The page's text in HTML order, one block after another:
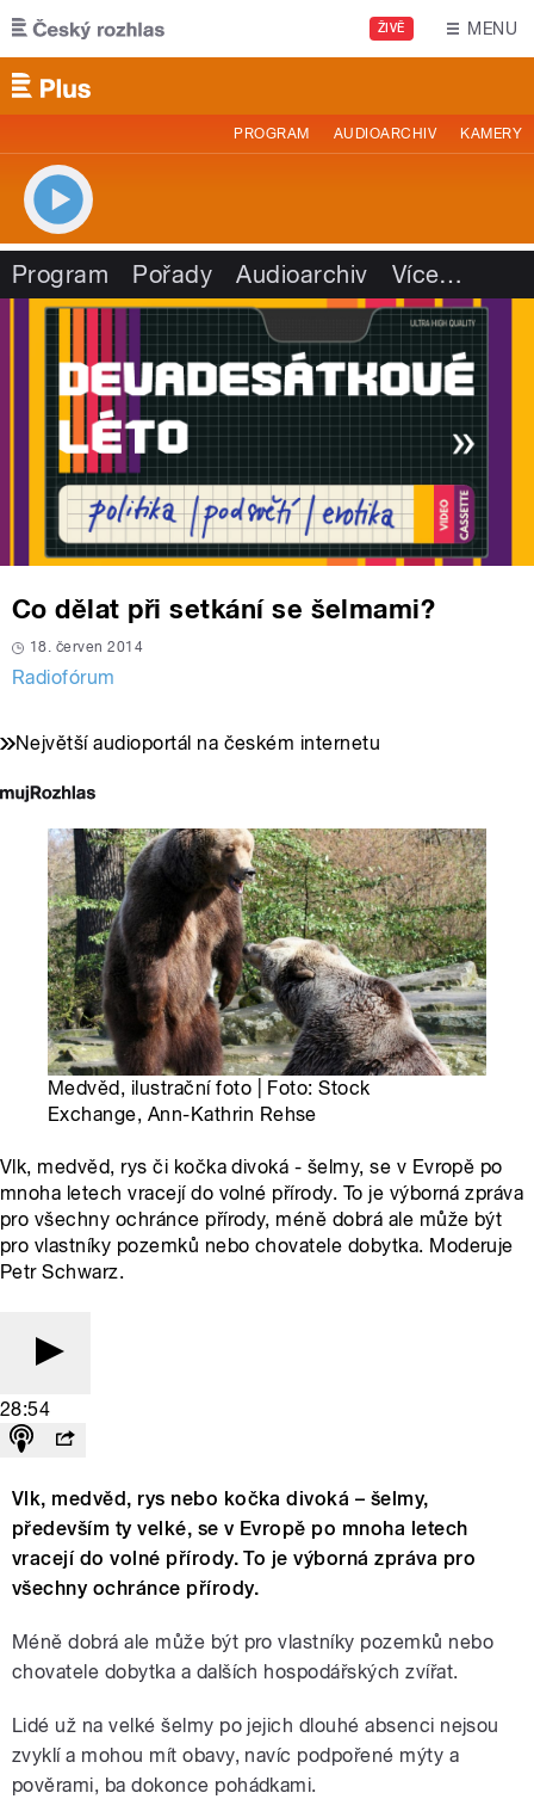
Přejít k hlavnímu obsahu
ŽIVĚ MENU
PROGRAM AUDIOARCHIV KAMERY
Program Pořady Audioarchiv Více…
Co dělat při setkání se šelmami?
18. červen 2014
Radiofórum
Největší audioportál na českém internetu
Medvěd, ilustrační foto | Foto: Stock
Exchange, Ann-Kathrin Rehse
Vlk, medvěd, rys či kočka divoká - šelmy, se v Evropě po
mnoha letech vracejí do volné přírody. To je výborná zpráva
pro všechny ochránce přírody, méně dobrá ale může být
pro vlastníky pozemků nebo chovatele dobytka. Moderuje
Petr Schwarz.
28:54
Vlk, medvěd, rys nebo kočka divoká – šelmy,
především ty velké, se v Evropě po mnoha letech
vracejí do volné přírody. To je výborná zpráva pro
všechny ochránce přírody.
Méně dobrá ale může být pro vlastníky pozemků nebo
chovatele dobytka a dalších hospodářských zvířat.
Lidé už na velké šelmy po jejich dlouhé absenci nejsou
zvyklí a mohou mít obavy, navíc podpořené mýty a
pověrami, ba dokonce pohádkami.